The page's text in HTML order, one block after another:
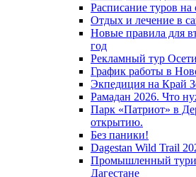
Расписание туров на
Отдых и лечение в
Новые правила для
год
Рекламный тур
График работы в
Экпедиция на Край
Рамадан 2026. Что
Парк «Патриот» в
открытию.
Без паники!
Dagestan Wild Trail
Промышленный
Дагестане